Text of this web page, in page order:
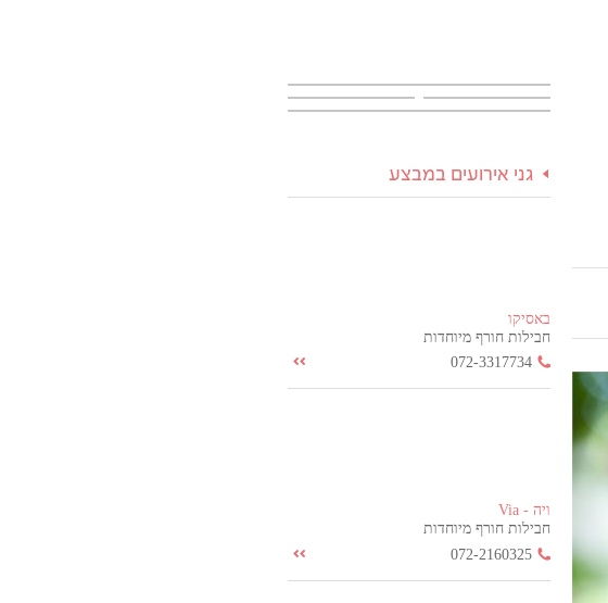
גני אירועים במבצע
באסיקו
חבילות חורף מיוחדות
072-3317734
ויה - Via
חבילות חורף מיוחדות
072-2160325